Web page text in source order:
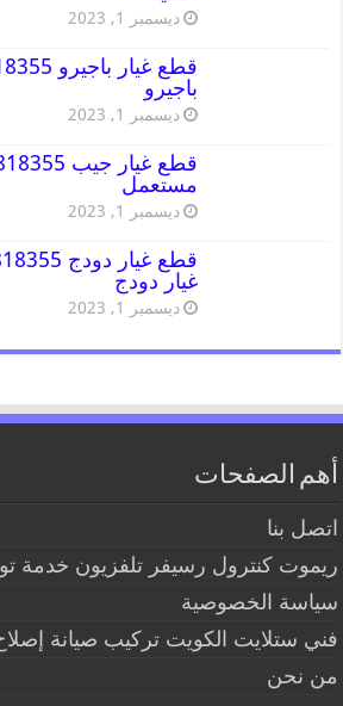
ديسمبر 1, 2023
باجيرو
ديسمبر 1, 2023
مستعمل
ديسمبر 1, 2023
غيار دودج
ديسمبر 1, 2023
أهم الصفحات
اتصل بنا
ريموت كنترول رسيفر تلفزيون خدمة
سياسة الخصوصية
فني ستلايت الكويت تركيب صيانة
من نحن